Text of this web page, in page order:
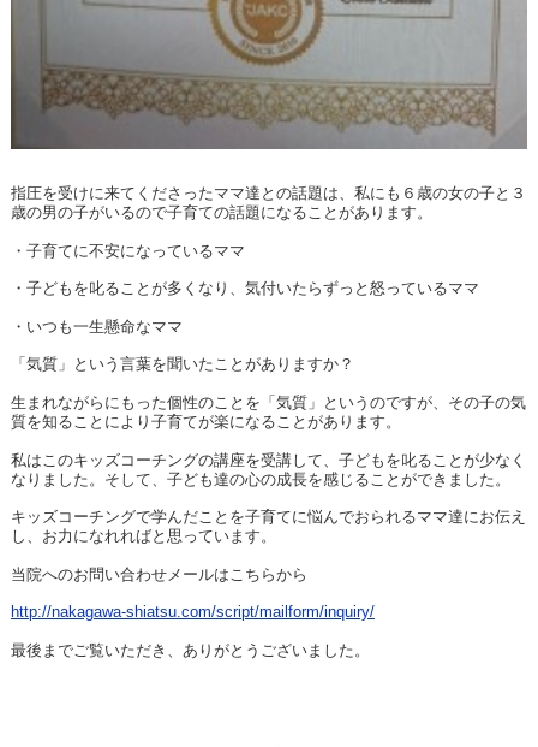
指圧を受けに来てくださったママ達との話題は、私にも６歳の女の子と３
歳の男の子がいるので子育ての話題になることがあります。
・子育てに不安になっているママ
・子どもを叱ることが多くなり、気付いたらずっと怒っているママ
・いつも一生懸命なママ
「気質」という言葉を聞いたことがありますか？
生まれながらにもった個性のことを「気質」というのですが、その子の気
質を知ることにより子育てが楽になることがあります。
私はこのキッズコーチングの講座を受講して、子どもを叱ることが少なく
なりました。そして、子ども達の心の成長を感じることができました。
キッズコーチングで学んだことを子育てに悩んでおられるママ達にお伝え
し、お力になれればと思っています。
当院へのお問い合わせメールはこちらから
http://nakagawa-shiatsu.com/script/mailform/inquiry/
最後までご覧いただき、ありがとうございました。